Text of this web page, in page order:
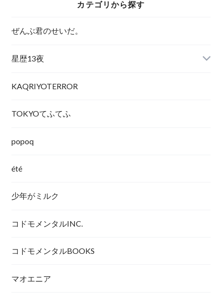
カテゴリから探す
ぜんぶ君のせいだ。
星歴13夜
KAQRIYOTERROR
TOKYOてふてふ
popoq
été
少年がミルク
コドモメンタルINC.
コドモメンタルBOOKS
マオエニア